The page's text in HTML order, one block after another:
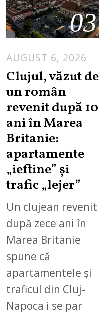
03
AUGUST 6, 2026
Clujul, văzut de
un român
revenit după 10
ani în Marea
Britanie:
apartamente
„ieftine” și
trafic „lejer”
Un clujean revenit
după zece ani în
Marea Britanie
spune că
apartamentele și
traficul din Cluj-
Napoca i se par